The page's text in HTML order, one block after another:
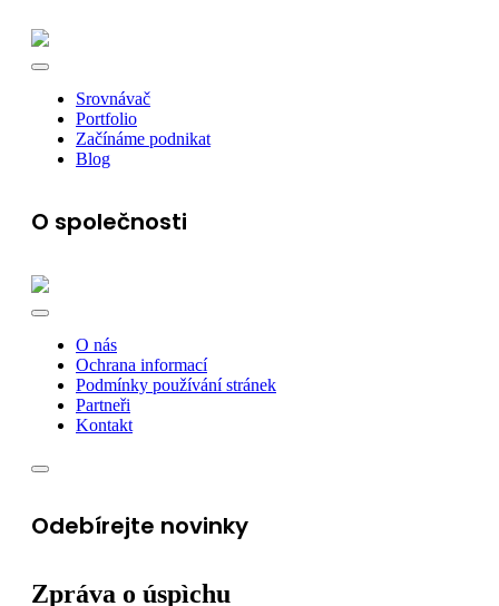
Srovnávač
Portfolio
Začínáme podnikat
Blog
O společnosti
O nás
Ochrana informací
Podmínky používání stránek
Partneři
Kontakt
Odebírejte novinky
Zpráva o úspìchu